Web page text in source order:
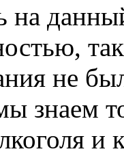
на
не
знаем
и